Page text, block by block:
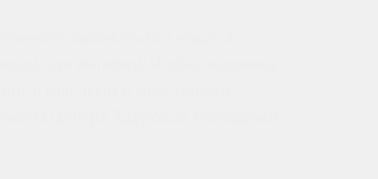
выпивать все чаще, а
для выпивки. Чтобы человека
мыслями и действиями
Центра Здоровой Молодежи